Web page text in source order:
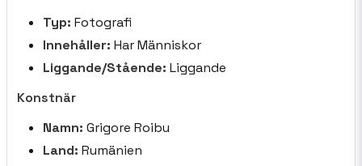
Typ: Fotografi
Innehåller: Har Människor
Liggande/Stående: Liggande
Konstnär
Namn: Grigore Roibu
Land: Rumänien